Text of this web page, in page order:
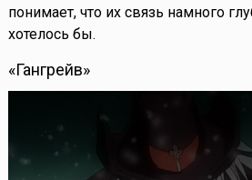
понимает, что их связь намного
хотелось бы.
«Гангрейв»